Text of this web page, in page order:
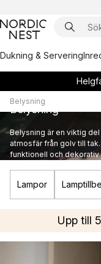
Dukning & Servering
Belysning
Belysning
Belysning är en viktig
atmosfär från golv till
funktionell och dekorativ
Lampor
Upp till